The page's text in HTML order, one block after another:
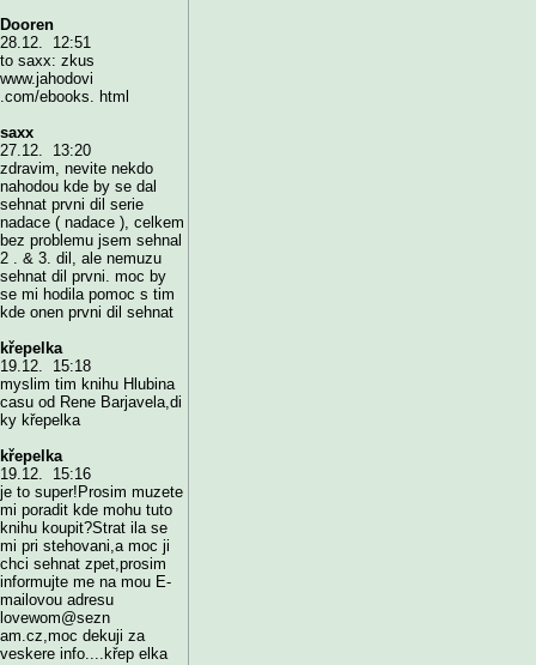
Dooren
28.12. 12:51
to saxx: zkus
www.jahodovi
.com/ebooks. html
saxx
27.12. 13:20
zdravim, nevite nekdo
nahodou kde by se dal
sehnat prvni dil serie
nadace ( nadace ), celkem
bez problemu jsem sehnal
2 . & 3. dil, ale nemuzu
sehnat dil prvni. moc by
se mi hodila pomoc s tim
kde onen prvni dil sehnat
křepelka
19.12. 15:18
myslim tim knihu Hlubina
casu od Rene Barjavela,di
ky křepelka
křepelka
19.12. 15:16
je to super!Prosim muzete
mi poradit kde mohu tuto
knihu koupit?Strat ila se
mi pri stehovani,a moc ji
chci sehnat zpet,prosim
informujte me na mou E-
mailovou adresu
lovewom@sezn
am.cz,moc dekuji za
veskere info....křep elka